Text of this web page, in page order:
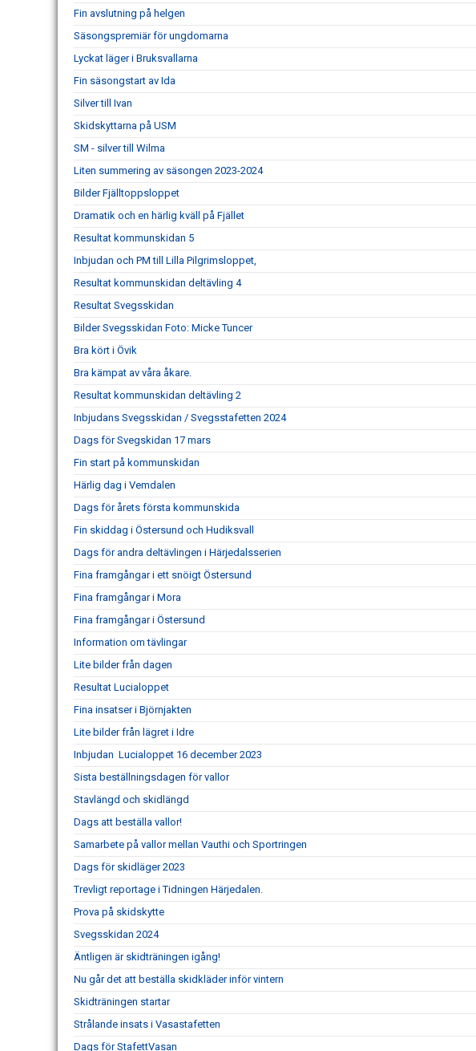
Fin avslutning på helgen
Säsongspremiär för ungdomarna
Lyckat läger i Bruksvallarna
Fin säsongstart av Ida
Silver till Ivan
Skidskyttarna på USM
SM - silver till Wilma
Liten summering av säsongen 2023-2024
Bilder Fjälltoppsloppet
Dramatik och en härlig kväll på Fjället
Resultat kommunskidan 5
Inbjudan och PM till Lilla Pilgrimsloppet,
Resultat kommunskidan deltävling 4
Resultat Svegsskidan
Bilder Svegsskidan Foto: Micke Tuncer
Bra kört i Övik
Bra kämpat av våra åkare.
Resultat kommunskidan deltävling 2
Inbjudans Svegsskidan / Svegsstafetten 2024
Dags för Svegskidan 17 mars
Fin start på kommunskidan
Härlig dag i Vemdalen
Dags för årets första kommunskida
Fin skiddag i Östersund och Hudiksvall
Dags för andra deltävlingen i Härjedalsserien
Fina framgångar i ett snöigt Östersund
Fina framgångar i Mora
Fina framgångar i Östersund
Information om tävlingar
Lite bilder från dagen
Resultat Lucialoppet
Fina insatser i Björnjakten
Lite bilder från lägret i Idre
Inbjudan Lucialoppet 16 december 2023
Sista beställningsdagen för vallor
Stavlängd och skidlängd
Dags att beställa vallor!
Samarbete på vallor mellan Vauthi och Sportringen
Dags för skidläger 2023
Trevligt reportage i Tidningen Härjedalen.
Prova på skidskytte
Svegsskidan 2024
Äntligen är skidträningen igång!
Nu går det att beställa skidkläder inför vintern
Skidträningen startar
Strålande insats i Vasastafetten
Dags för StafettVasan